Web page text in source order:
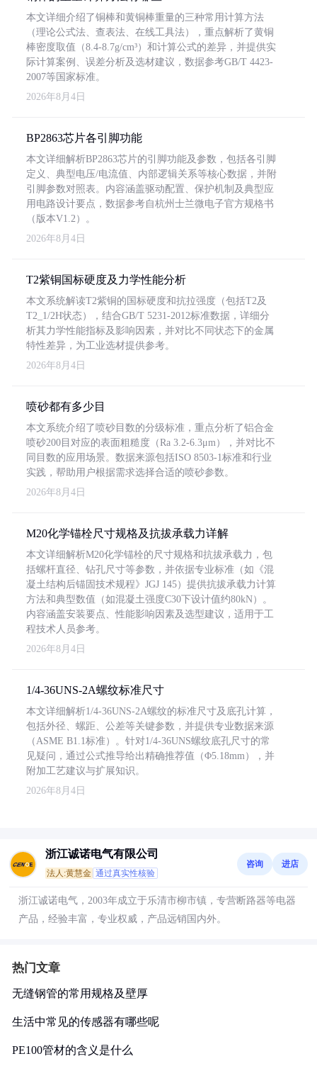
本文详细介绍了铜棒和黄铜棒重量的三种常用计算方法
（理论公式法、查表法、在线工具法），重点解析了黄铜
棒密度取值（8.4-8.7g/cm³）和计算公式的差异，并提供实
际计算案例、误差分析及选材建议，数据参考GB/T 4423-
2007等国家标准。
2026年8月4日
BP2863芯片各引脚功能
本文详细解析BP2863芯片的引脚功能及参数，包括各引脚
定义、典型电压/电流值、内部逻辑关系等核心数据，并附
引脚参数对照表。内容涵盖驱动配置、保护机制及典型应
用电路设计要点，数据参考自杭州士兰微电子官方规格书
（版本V1.2）。
2026年8月4日
T2紫铜国标硬度及力学性能分析
本文系统解读T2紫铜的国标硬度和抗拉强度（包括T2及
T2_1/2H状态），结合GB/T 5231-2012标准数据，详细分
析其力学性能指标及影响因素，并对比不同状态下的金属
特性差异，为工业选材提供参考。
2026年8月4日
喷砂都有多少目
本文系统介绍了喷砂目数的分级标准，重点分析了铝合金
喷砂200目对应的表面粗糙度（Ra 3.2-6.3μm），并对比不
同目数的应用场景。数据来源包括ISO 8503-1标准和行业
实践，帮助用户根据需求选择合适的喷砂参数。
2026年8月4日
M20化学锚栓尺寸规格及抗拔承载力详解
本文详细解析M20化学锚栓的尺寸规格和抗拔承载力，包
括螺杆直径、钻孔尺寸等参数，并依据专业标准（如《混
凝土结构后锚固技术规程》JGJ 145）提供抗拔承载力计算
方法和典型数值（如混凝土强度C30下设计值约80kN）。
内容涵盖安装要点、性能影响因素及选型建议，适用于工
程技术人员参考。
2026年8月4日
1/4-36UNS-2A螺纹标准尺寸
本文详细解析1/4-36UNS-2A螺纹的标准尺寸及底孔计算，
包括外径、螺距、公差等关键参数，并提供专业数据来源
（ASME B1.1标准）。针对1/4-36UNS螺纹底孔尺寸的常
见疑问，通过公式推导给出精确推荐值（Φ5.18mm），并
附加工艺建议与扩展知识。
2026年8月4日
浙江诚诺电气有限公司
法人:黄慧金 通过真实性核验
咨询 进店
浙江诚诺电气，2003年成立于乐清市柳市镇，专营断路器等电器
产品，经验丰富，专业权威，产品远销国内外。
热门文章
无缝钢管的常用规格及壁厚
生活中常见的传感器有哪些呢
PE100管材的含义是什么